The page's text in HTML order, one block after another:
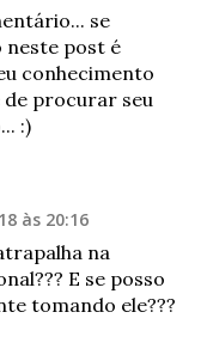
se
neste post é
conhecimento
de procurar seu
:)
às 20:16
na
E se posso
tomando ele???